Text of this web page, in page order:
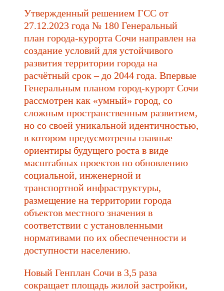
Утвержденный решением ГСС от
27.12.2023 года № 180 Генеральный
план города-курорта Сочи направлен на
создание условий для устойчивого
развития территории города на
расчётный срок – до 2044 года. Впервые
Генеральным планом город-курорт Сочи
рассмотрен как «умный» город, со
сложным пространственным развитием,
но со своей уникальной идентичностью,
в котором предусмотрены главные
ориентиры будущего роста в виде
масштабных проектов по обновлению
социальной, инженерной и
транспортной инфраструктуры,
размещение на территории города
объектов местного значения в
соответствии с установленными
нормативами по их обеспеченности и
доступности населению.
Новый Генплан Сочи в 3,5 раза
сокращает площадь жилой застройки,